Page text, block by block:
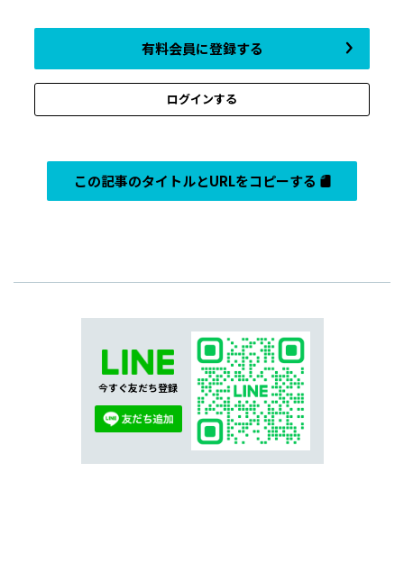
有料会員に登録する
ログインする
この記事のタイトルとURLをコピーする
今すぐ友だち登録